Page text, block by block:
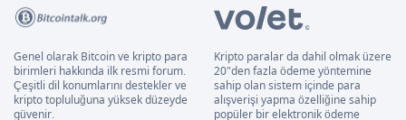
Genel olarak Bitcoin ve kripto para
birimleri hakkında ilk resmi forum.
Çeşitli dil konumlarını destekler ve
kripto topluluğuna yüksek düzeyde
güvenir.
Kripto paralar da dahil olmak üzere
20"den fazla ödeme yöntemine
sahip olan sistem içinde para
alışverişi yapma özelliğine sahip
popüler bir elektronik ödeme